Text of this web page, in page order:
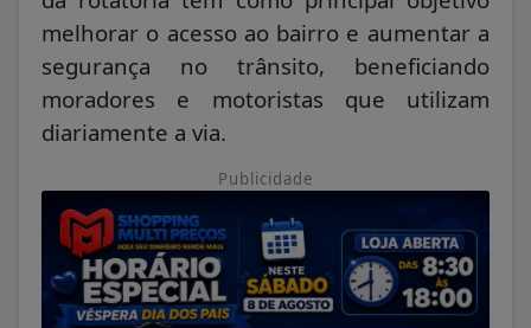
melhorar o acesso ao bairro e aumentar a
segurança no trânsito, beneficiando
moradores e motoristas que utilizam
diariamente a via.
Publicidade